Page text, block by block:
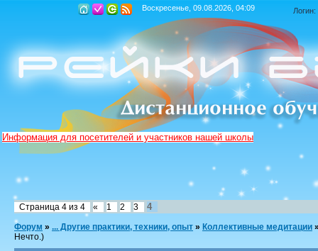
Воскресенье, 09.08.2026, 04:09 Логин:
Информация для посетителей и участников нашей школы
Страница 4 из 4 « 1 2 3 4
Форум » ... Другие практики, техники, опыт » Коллективные медитации
Нечто.)